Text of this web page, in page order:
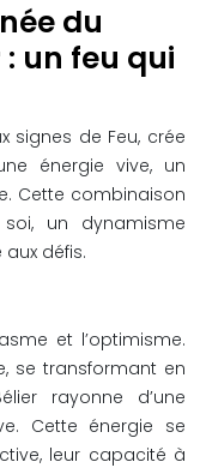
du
un feu qui
signes de Feu, crée
énergie vive, un
Cette combinaison
un dynamisme
défis.
et l’optimisme.
se transformant en
rayonne d’une
Cette énergie se
leur capacité à